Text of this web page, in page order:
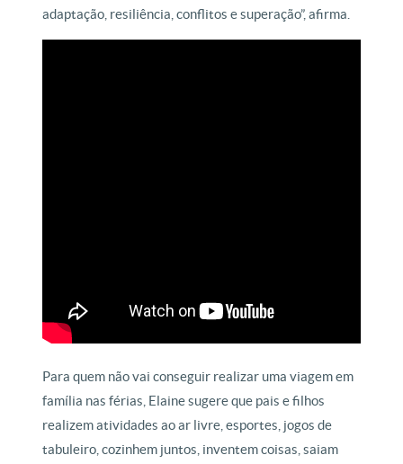
adaptação, resiliência, conflitos e superação”, afirma.
Para quem não vai conseguir realizar uma viagem em
família nas férias, Elaine sugere que pais e filhos
realizem atividades ao ar livre, esportes, jogos de
tabuleiro, cozinhem juntos, inventem coisas, saiam